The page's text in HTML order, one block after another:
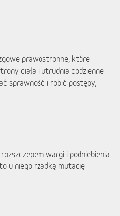
prawostronne, które
ciała i utrudnia codzienne
sprawność i robić postępy,
wargi i podniebienia.
u niego rzadką mutację